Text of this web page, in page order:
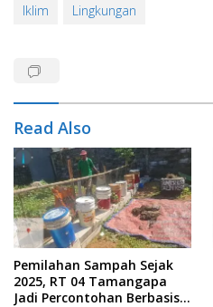
Iklim Lingkungan
Read Also
Pemilahan Sampah Sejak
2025, RT 04 Tamangapa
Jadi Percontohan Berbasis